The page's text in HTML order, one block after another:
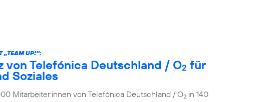
„TEAM UP!“:
von Telefónica Deutschland / O2 für
Soziales
Mitarbeiter:innen von Telefónica Deutschland / O2 in 140